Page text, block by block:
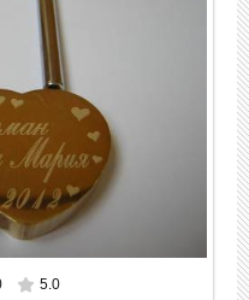
752x564
5.0